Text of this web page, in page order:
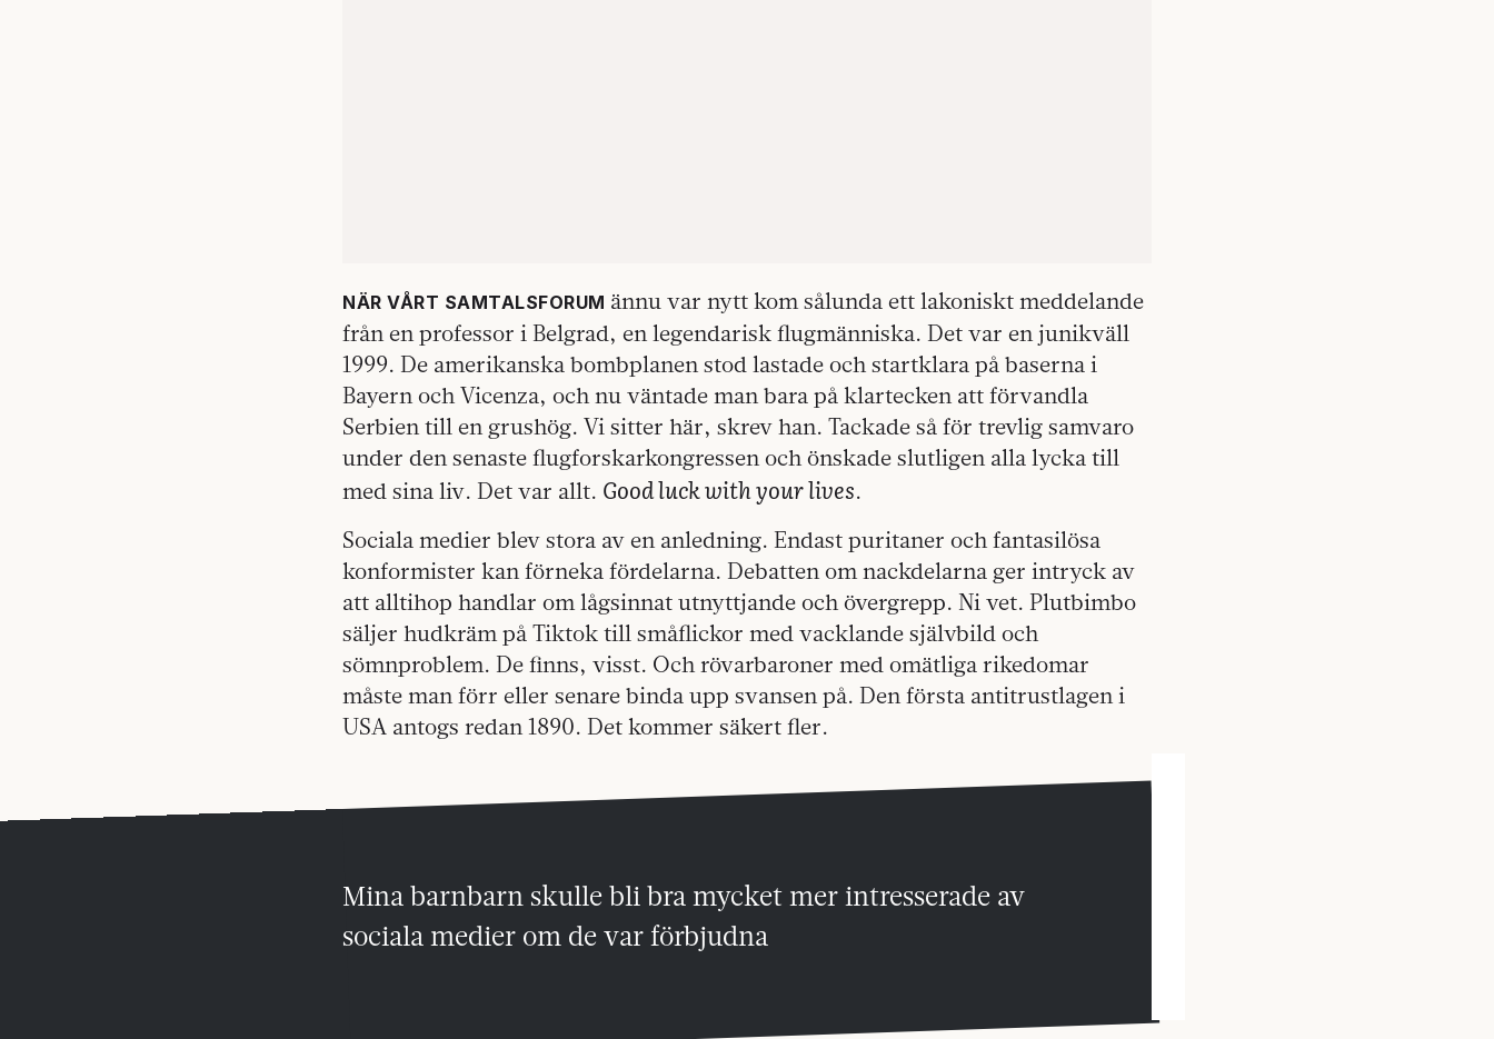
NÄR VÅRT SAMTALSFORUM ännu var nytt kom sålunda ett lakoniskt meddelande
från en professor i Belgrad, en legendarisk flugmänniska. Det var en junikväll
1999. De amerikanska bombplanen stod lastade och startklara på baserna i
Bayern och Vicenza, och nu väntade man bara på klartecken att förvandla
Serbien till en grushög. Vi sitter här, skrev han. Tackade så för trevlig samvaro
under den senaste flugforskarkongressen och önskade slutligen alla lycka till
med sina liv. Det var allt. Good luck with your lives.
Sociala medier blev stora av en anledning. Endast puritaner och fantasilösa
konformister kan förneka fördelarna. Debatten om nackdelarna ger intryck av
att alltihop handlar om lågsinnat utnyttjande och övergrepp. Ni vet. Plutbimbo
säljer hudkräm på Tiktok till småflickor med vacklande självbild och
sömnproblem. De finns, visst. Och rövarbaroner med omätliga rikedomar
måste man förr eller senare binda upp svansen på. Den första antitrustlagen i
USA antogs redan 1890. Det kommer säkert fler.
Mina barnbarn skulle bli bra mycket mer intresserade av
sociala medier om de var förbjudna